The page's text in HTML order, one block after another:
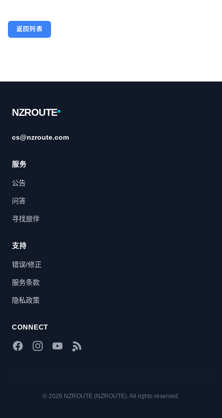
返回列表
NZROUTE
cs@nzroute.com
服务
公告
问答
寻找旅伴
支持
错误/修正
服务条款
隐私政策
CONNECT
FacebookInstagramYouTubeRSS Feed
© 2026 NZROUTE (NZROUTE). All rights reserved.